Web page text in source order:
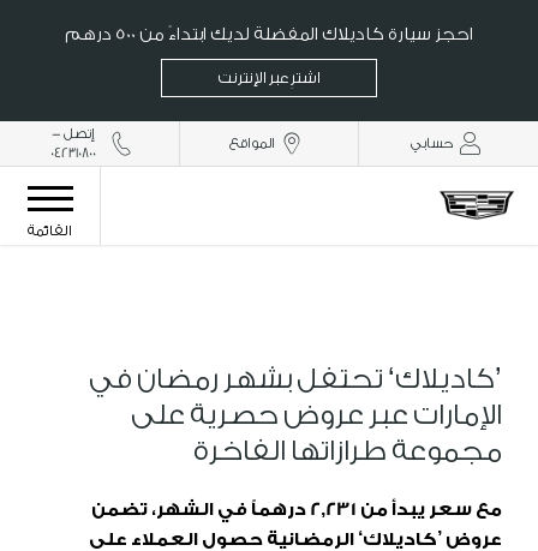
احجز سيارة كاديلاك المفضلة لديك ابتداءً من 500 درهم
اشترِ عبر الإنترنت
حسابي المواقع
إتصل -
042310800
القائمة
’كاديلاك‘ تحتفل بشهر رمضان في
الإمارات عبر عروض حصرية على
مجموعة طرازاتها الفاخرة
مع سعر يبدأ من 2,231 درهماً في الشهر، تضمن
عروض ’كاديلاك‘ الرمضانية حصول العملاء على